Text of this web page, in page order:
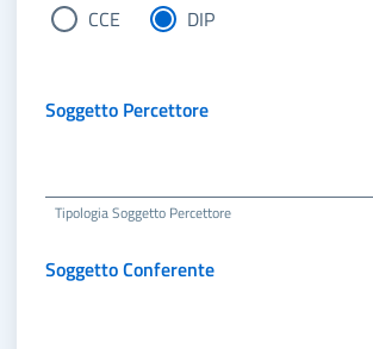
CCE DIP
Soggetto Percettore
Tipologia Soggetto Percettore
Soggetto Conferente